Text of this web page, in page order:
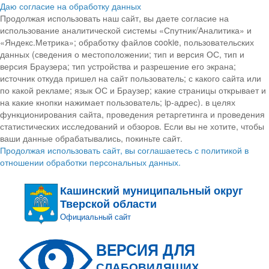
Даю согласие на обработку данных
Продолжая использовать наш сайт, вы даете согласие на
использование аналитической системы «Спутник/Аналитика» и
«Яндекс.Метрика»; обработку файлов cookie, пользовательских
данных (сведения о местоположении; тип и версия ОС, тип и
версия Браузера; тип устройства и разрешение его экрана;
источник откуда пришел на сайт пользователь; с какого сайта или
по какой рекламе; язык ОС и Браузер; какие страницы открывает и
на какие кнопки нажимает пользователь; ip-адрес). в целях
функционирования сайта, проведения ретаргетинга и проведения
статистических исследований и обзоров. Если вы не хотите, чтобы
ваши данные обрабатывались, покиньте сайт.
Продолжая использовать сайт, вы соглашаетесь с политикой в
отношении обработки персональных данных.